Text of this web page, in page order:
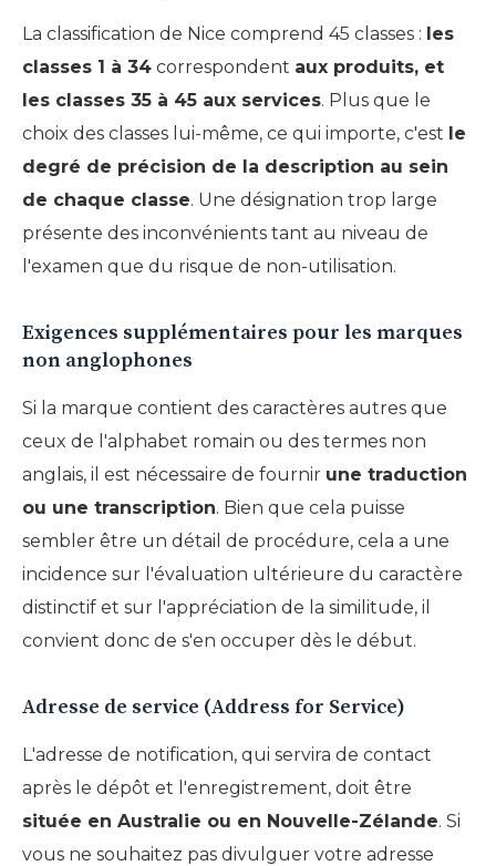
La classification de Nice comprend 45 classes : les
classes 1 à 34 correspondent aux produits, et
les classes 35 à 45 aux services. Plus que le
choix des classes lui-même, ce qui importe, c'est le
degré de précision de la description au sein
de chaque classe. Une désignation trop large
présente des inconvénients tant au niveau de
l'examen que du risque de non-utilisation.
Exigences supplémentaires pour les marques
non anglophones
Si la marque contient des caractères autres que
ceux de l'alphabet romain ou des termes non
anglais, il est nécessaire de fournir une traduction
ou une transcription. Bien que cela puisse
sembler être un détail de procédure, cela a une
incidence sur l'évaluation ultérieure du caractère
distinctif et sur l'appréciation de la similitude, il
convient donc de s'en occuper dès le début.
Adresse de service (Address for Service)
L'adresse de notification, qui servira de contact
après le dépôt et l'enregistrement, doit être
située en Australie ou en Nouvelle-Zélande. Si
vous ne souhaitez pas divulguer votre adresse